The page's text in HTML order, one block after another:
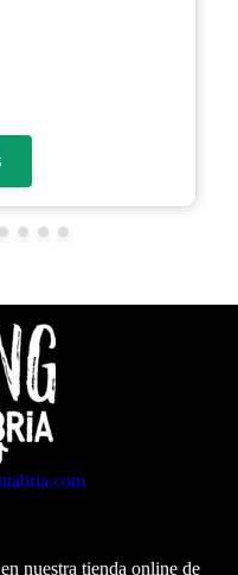
en nuestra tienda online de